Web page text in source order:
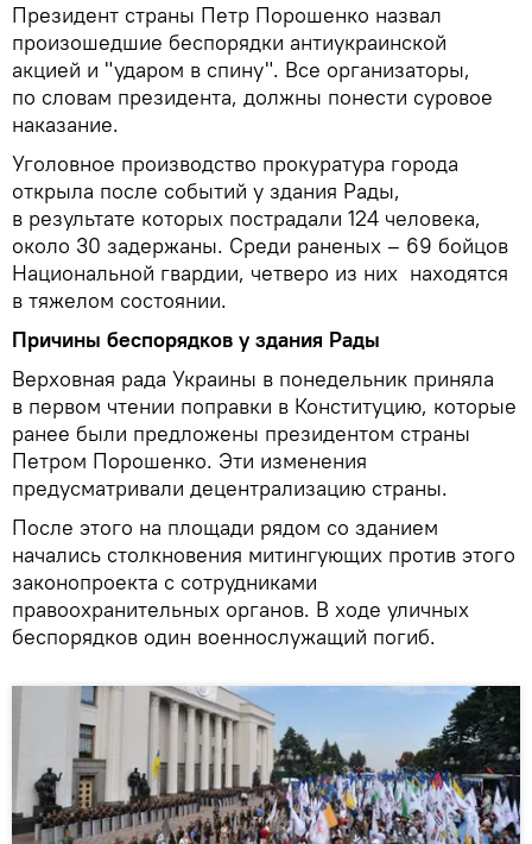
Президент страны Петр Порошенко назвал
произошедшие беспорядки антиукраинской
акцией и "ударом в спину". Все организаторы,
по словам президента, должны понести суровое
наказание.
Уголовное производство прокуратура города
открыла после событий у здания Рады,
в результате которых пострадали 124 человека,
около 30 задержаны. Среди раненых – 69 бойцов
Национальной гвардии, четверо из них находятся
в тяжелом состоянии.
Причины беспорядков у здания Рады
Верховная рада Украины в понедельник приняла
в первом чтении поправки в Конституцию, которые
ранее были предложены президентом страны
Петром Порошенко. Эти изменения
предусматривали децентрализацию страны.
После этого на площади рядом со зданием
начались столкновения митингующих против этого
законопроекта с сотрудниками
правоохранительных органов. В ходе уличных
беспорядков один военнослужащий погиб.